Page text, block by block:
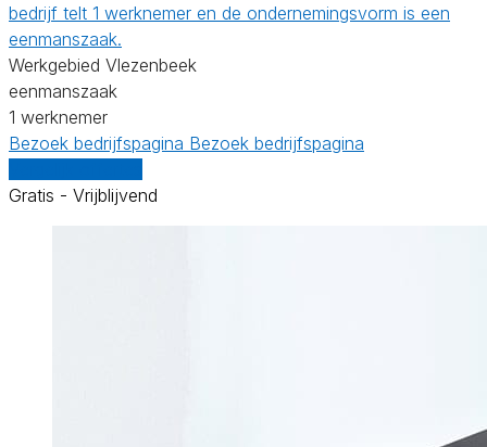
bedrijf telt 1 werknemer en de ondernemingsvorm is een
eenmanszaak.
Werkgebied Vlezenbeek
eenmanszaak
1 werknemer
Bezoek bedrijfspagina Bezoek bedrijfspagina
Gratis - Vrijblijvend